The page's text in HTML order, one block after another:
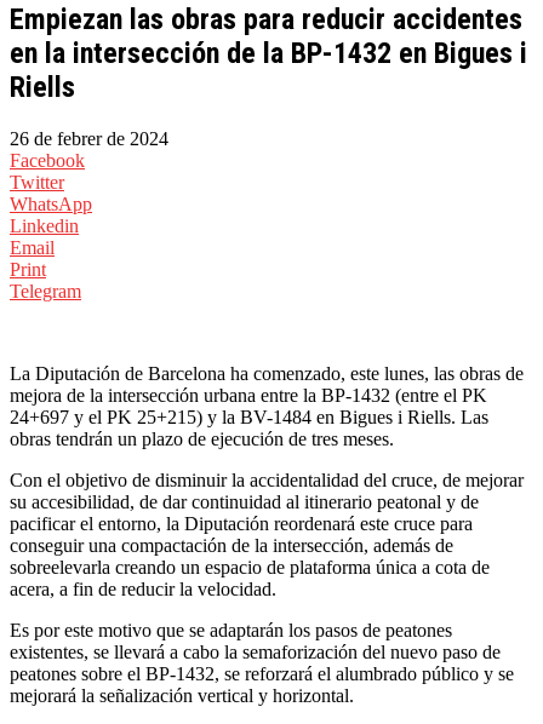
Empiezan las obras para reducir accidentes
en la intersección de la BP-1432 en Bigues i
Riells
26 de febrer de 2024
Facebook
Twitter
WhatsApp
Linkedin
Email
Print
Telegram
La Diputación de Barcelona ha comenzado, este lunes, las obras de
mejora de la intersección urbana entre la BP-1432 (entre el PK
24+697 y el PK 25+215) y la BV-1484 en Bigues i Riells. Las
obras tendrán un plazo de ejecución de tres meses.
Con el objetivo de disminuir la accidentalidad del cruce, de mejorar
su accesibilidad, de dar continuidad al itinerario peatonal y de
pacificar el entorno, la Diputación reordenará este cruce para
conseguir una compactación de la intersección, además de
sobreelevarla creando un espacio de plataforma única a cota de
acera, a fin de reducir la velocidad.
Es por este motivo que se adaptarán los pasos de peatones
existentes, se llevará a cabo la semaforización del nuevo paso de
peatones sobre el BP-1432, se reforzará el alumbrado público y se
mejorará la señalización vertical y horizontal.